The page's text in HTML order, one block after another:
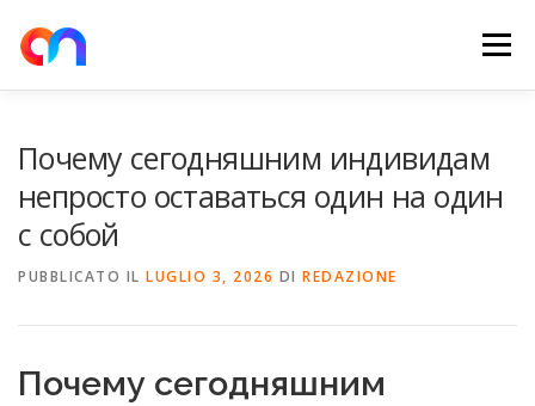
contenuto
Menu
NEWS
Почему сегодняшним индивидам
непросто оставаться один на один
с собой
PUBBLICATO IL LUGLIO 3, 2026 DI REDAZIONE
Почему сегодняшним